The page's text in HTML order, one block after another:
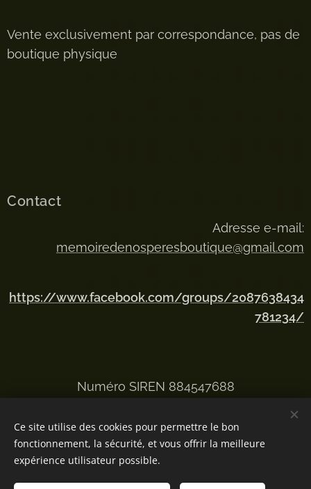
Vente exclusivement par correspondance, pas de
boutique physique
Contact
Adresse e-mail:
memoiredenosperesboutique@gmail.com
https://www.facebook.com/groups/2087638434
781234/
Numéro SIREN 884547688
Optimisé parWebnode Cookies
Ce site utilise des cookies pour permettre le bon
fonctionnement, la sécurité, et vous offrir la meilleure
expérience utilisateur possible.